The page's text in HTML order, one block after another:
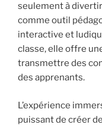
seulement à
comme outil
interactive et
classe, elle offre
transmettre des
des apprenants.
L’expérience
puissant de créer